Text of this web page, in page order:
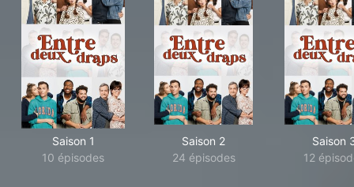
Saison 1
10 épisodes
Saison 2
24 épisodes
Saison
12